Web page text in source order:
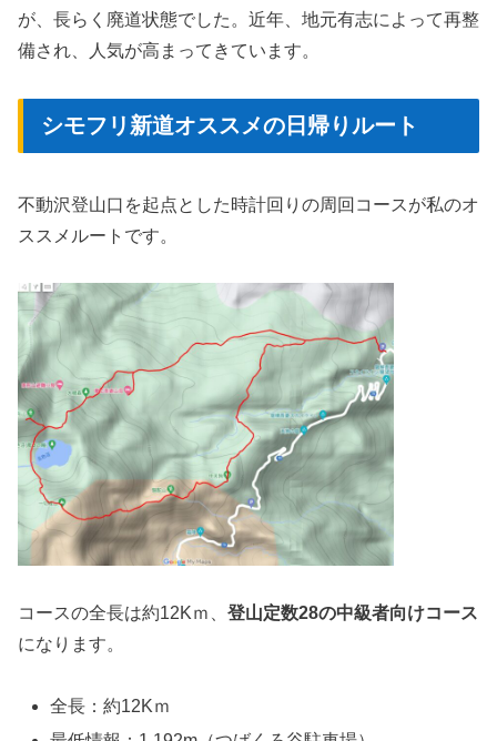
が、長らく廃道状態でした。近年、地元有志によって再整
備され、人気が高まってきています。
シモフリ新道オススメの日帰りルート
不動沢登山口を起点とした時計回りの周回コースが私のオ
ススメルートです。
コースの全長は約12Kｍ、 登山定数28の中級者向けコース
になります。
全長：約12Kｍ